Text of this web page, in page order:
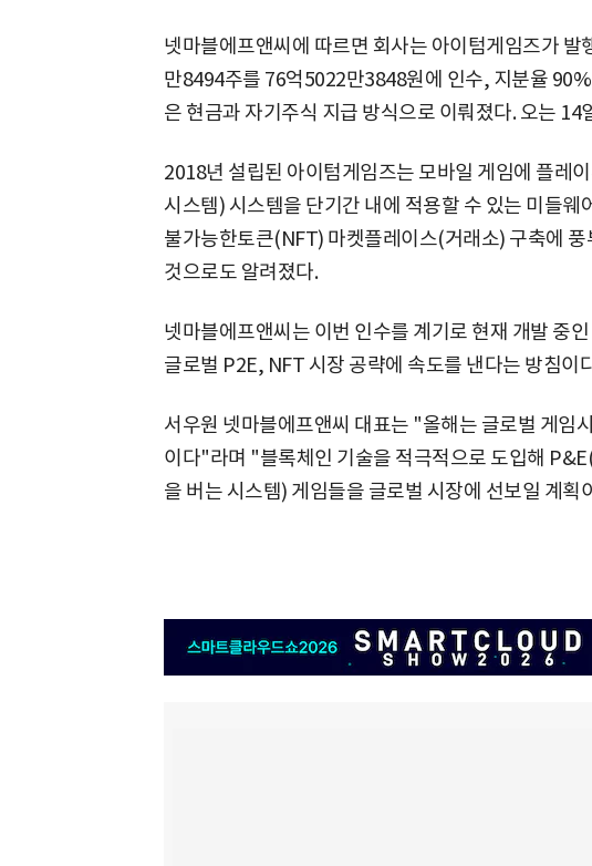
넷마블에프앤씨에 따르면 회사는 아이텀게임즈가
만8494주를 76억5022만3848원에 인수, 지분율
은 현금과 자기주식 지급 방식으로 이뤄졌다. 오는 14
2018년 설립된 아이텀게임즈는 모바일 게임에 플레
시스템) 시스템을 단기간 내에 적용할 수 있는 미들웨
불가능한토큰(NFT) 마켓플레이스(거래소) 구축에
것으로도 알려졌다.
넷마블에프앤씨는 이번 인수를 계기로 현재 개발 중
글로벌 P2E, NFT 시장 공략에 속도를 낸다는 방침이
서우원 넷마블에프앤씨 대표는 "올해는 글로벌 게임
이다"라며 "블록체인 기술을 적극적으로 도입해
을 버는 시스템) 게임들을 글로벌 시장에 선보일 계획